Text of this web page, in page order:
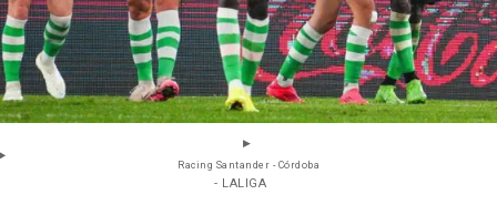
Racing Santander - Córdoba
- LALIGA